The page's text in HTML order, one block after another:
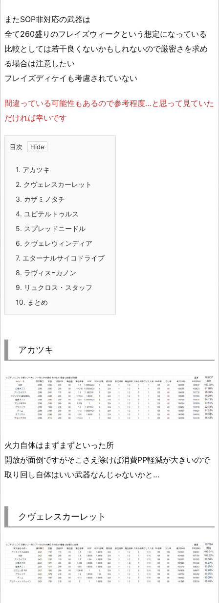
またSOP非対応の武器は
全て260盛りのフレイズウィークという想定になっている
比較としては若干良くないかもしれないので厳密さを求め
る場合は注意したい
フレイズディケイも考慮されていない
間違っている可能性もあるので参考程度…と思って見ていた
だければ幸いです
目次
1. アカツキ
2. クヴェレスカーレット
3. カザミノタチ
4. ユピテルトゥルス
5. スプレッドニードル
6. クヴェレウィンディア
7. エターナルサイコドライブ
8. ラヴィス=カノン
9. リュクロス・スタッフ
10. まとめ
アカツキ
火力自体はまずまずといった所
開放が面倒ですがそこさえ除けば消費PP軽減が大きいので
取り回し自体はいい武器なんじゃないかと…
クヴェレスカーレット